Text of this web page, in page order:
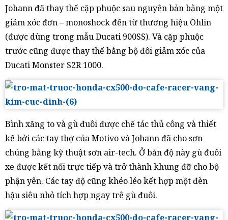
Johann đã thay thế cặp phuộc sau nguyên bản bằng một
giảm xóc đơn – monoshock đến từ thương hiệu Ohlin
(được dùng trong mẫu Ducati 900SS). Và cặp phuộc
trước cũng được thay thế bằng bộ đôi giảm xóc của
Ducati Monster S2R 1000.
Bình xăng to và gù đuôi được chế tác thủ công và thiết
kế bởi các tay thợ của Motivo và Johann đã cho sơn
chúng bằng kỹ thuật sơn air-tech. Ở bản độ này gù đuôi
xe được kết nối trực tiếp và trở thành khung đỡ cho bộ
phận yên. Các tay độ cũng khéo léo kết hợp một đèn
hậu siêu nhỏ tích hợp ngay trê gù đuôi.